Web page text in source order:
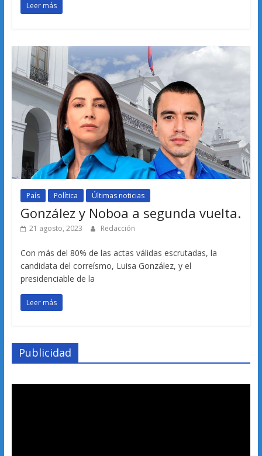
Leer más
País Política Últimas noticias
González y Noboa a segunda vuelta.
21 agosto, 2023 Redacción
Con más del 80% de las actas válidas escrutadas, la
candidata del correísmo, Luisa González, y el
presidenciable de la
Leer más
Publicidad